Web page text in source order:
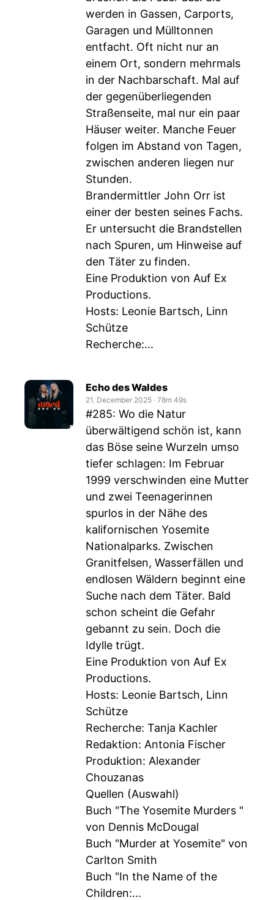
werden in Gassen, Carports,
Garagen und Mülltonnen
entfacht. Oft nicht nur an
einem Ort, sondern mehrmals
in der Nachbarschaft. Mal auf
der gegenüberliegenden
Straßenseite, mal nur ein paar
Häuser weiter. Manche Feuer
folgen im Abstand von Tagen,
zwischen anderen liegen nur
Stunden.
Brandermittler John Orr ist
einer der besten seines Fachs.
Er untersucht die Brandstellen
nach Spuren, um Hinweise auf
den Täter zu finden.
Eine Produktion von Auf Ex
Productions.
Hosts: Leonie Bartsch, Linn
Schütze
Recherche:...
Echo des Waldes
21. December 2025 ‧ 78m 49s
#285: Wo die Natur
überwältigend schön ist, kann
das Böse seine Wurzeln umso
tiefer schlagen: Im Februar
1999 verschwinden eine Mutter
und zwei Teenagerinnen
spurlos in der Nähe des
kalifornischen Yosemite
Nationalparks. Zwischen
Granitfelsen, Wasserfällen und
endlosen Wäldern beginnt eine
Suche nach dem Täter. Bald
schon scheint die Gefahr
gebannt zu sein. Doch die
Idylle trügt.
Eine Produktion von Auf Ex
Productions.
Hosts: Leonie Bartsch, Linn
Schütze
Recherche: Tanja Kachler
Redaktion: Antonia Fischer
Produktion: Alexander
Chouzanas
Quellen (Auswahl)
Buch "The Yosemite Murders "
von Dennis McDougal
Buch "Murder at Yosemite" von
Carlton Smith
Buch "In the Name of the
Children:...